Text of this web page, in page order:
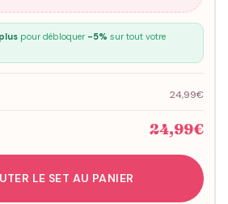
pour débloquer -5% sur tout votre
24,99€
24,99€
LE SET AU PANIER